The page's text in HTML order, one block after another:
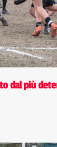
dal più